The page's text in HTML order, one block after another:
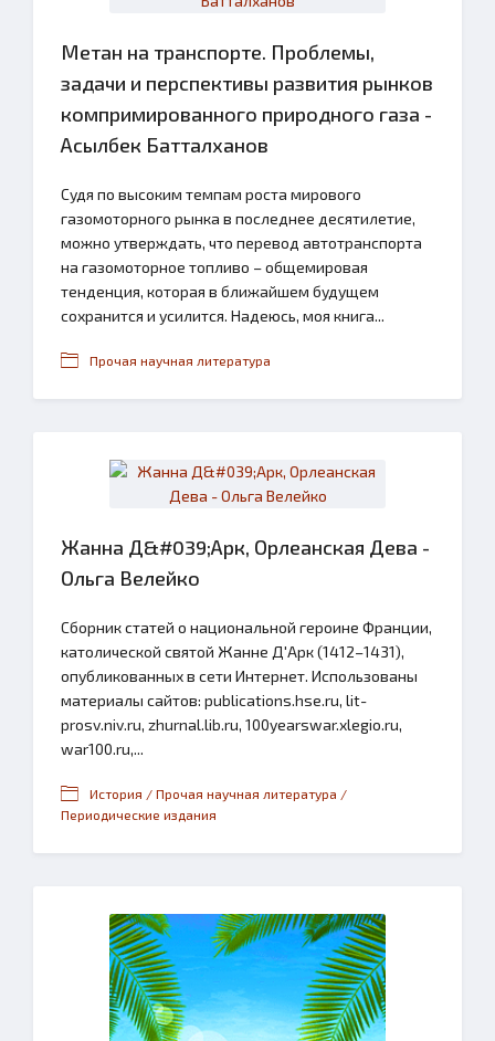
Метан на транспорте. Проблемы,
задачи и перспективы развития рынков
компримированного природного газа -
Асылбек Батталханов
Судя по высоким темпам роста мирового
газомоторного рынка в последнее десятилетие,
можно утверждать, что перевод автотранспорта
на газомоторное топливо – общемировая
тенденция, которая в ближайшем будущем
сохранится и усилится. Надеюсь, моя книга...
Прочая научная литература
Жанна Д&#039;Арк, Орлеанская Дева -
Ольга Велейко
Сборник статей о национальной героине Франции,
католической святой Жанне Д'Арк (1412–1431),
опубликованных в сети Интернет. Использованы
материалы сайтов: publications.hse.ru, lit-
prosv.niv.ru, zhurnal.lib.ru, 100yearswar.xlegio.ru,
war100.ru,...
История / Прочая научная литература /
Периодические издания